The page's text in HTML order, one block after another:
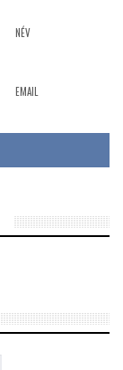
NÉV
EMAIL